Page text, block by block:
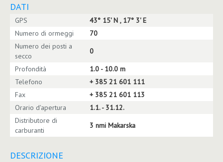
DATI
GPS
43° 15' N , 17° 3' E
Numero di ormeggi
70
Numero dei posti a
secco
0
Profondità
1.0 - 10.0 m
Telefono
+ 385 21 601 111
Fax
+ 385 21 601 113
Orario d'apertura
1.1. - 31.12.
Distributore di
carburanti
3 nmi Makarska
DESCRIZIONE